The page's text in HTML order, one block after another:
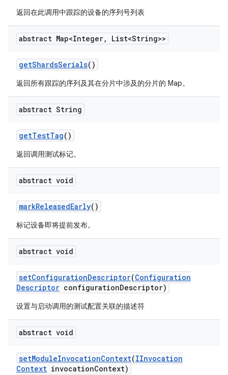
返回在此调用中跟踪的设备的序列号列表
abstract Map<Integer, List<String>>
getShardsSerials()
返回所有跟踪的序列及其在分片中涉及的分片的 Map。
abstract String
getTestTag()
返回调用测试标记。
abstract void
markReleasedEarly()
标记设备即将提前发布。
abstract void
setConfigurationDescriptor(Configuration
Descriptor configurationDescriptor)
设置与启动调用的测试配置关联的描述符
abstract void
setModuleInvocationContext(IInvocation
Context invocationContext)